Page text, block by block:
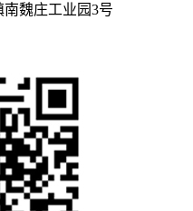
魏庄工业园3号